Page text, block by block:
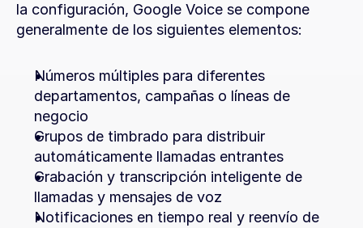
la configuración, Google Voice se compone
generalmente de los siguientes elementos:
Números múltiples para diferentes
departamentos, campañas o líneas de
negocio
Grupos de timbrado para distribuir
automáticamente llamadas entrantes
Grabación y transcripción inteligente de
llamadas y mensajes de voz
Notificaciones en tiempo real y reenvío de